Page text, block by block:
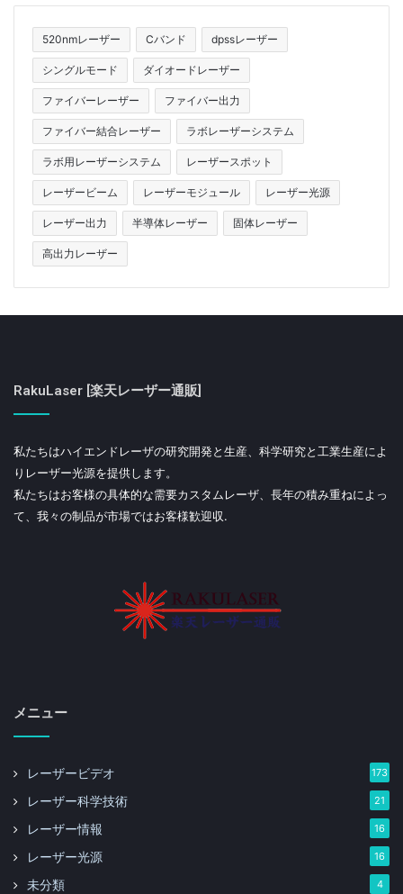
520nmレーザー Cバンド dpssレーザー
シングルモード ダイオードレーザー
ファイバーレーザー ファイバー出力
ファイバー結合レーザー ラボレーザーシステム
ラボ用レーザーシステム レーザースポット
レーザービーム レーザーモジュール レーザー光源
レーザー出力 半導体レーザー 固体レーザー
高出力レーザー
RakuLaser [楽天レーザー通販]
私たちはハイエンドレーザの研究開発と生産、科学研究と工業生産によ
りレーザー光源を提供します。
私たちはお客様の具体的な需要カスタムレーザ、長年の積み重ねによっ
て、我々の制品が市場ではお客様歓迎収.
メニュー
レーザービデオ 173
レーザー科学技術 21
レーザー情報 16
レーザー光源 16
未分類 4